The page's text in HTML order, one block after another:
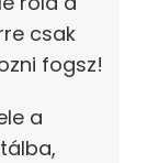
csak
fogsz!
a